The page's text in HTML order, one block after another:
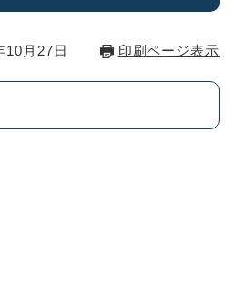
10月27日 印刷ページ表示